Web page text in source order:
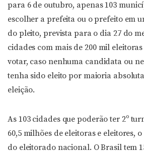
para 6 de outubro, apenas 103
escolher a prefeita ou o prefeito em
do pleito, prevista para o dia 27 do
cidades com mais de 200 mil
votar, caso nenhuma candidata ou
tenha sido eleito por maioria
eleição.
As 103 cidades que poderão ter 2º
60,5 milhões de eleitoras e eleitores,
do eleitorado nacional. O Brasil tem